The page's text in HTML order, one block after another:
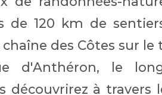
de 120 km de
des Côtes sur le
d'Anthéron, le
découvrirez à travers